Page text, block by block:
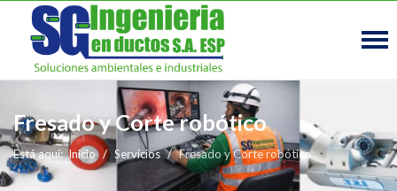
Fresado y Corte robótico
Está aquí:Inicio Servicios Fresado y Corte robótico